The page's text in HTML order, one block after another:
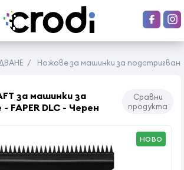
/ Ножове за машинки за
за машинки за
FAPER DLC - Черен
Сравни
продукта
НОВО